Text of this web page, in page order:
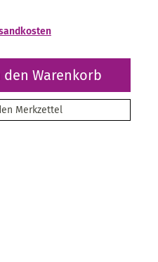
den Warenkorb
Merkzettel